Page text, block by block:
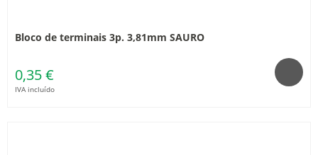
Bloco de terminais 3p. 3,81mm SAURO
0,35 €
IVA incluído